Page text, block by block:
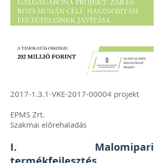
2017-1.3.1-VKE-2017-00004 projekt
EPMS Zrt.
Szakmai előrehaladás
I. Malomipari